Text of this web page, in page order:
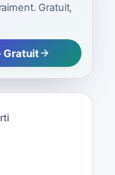
Gratuit,
Gratuit